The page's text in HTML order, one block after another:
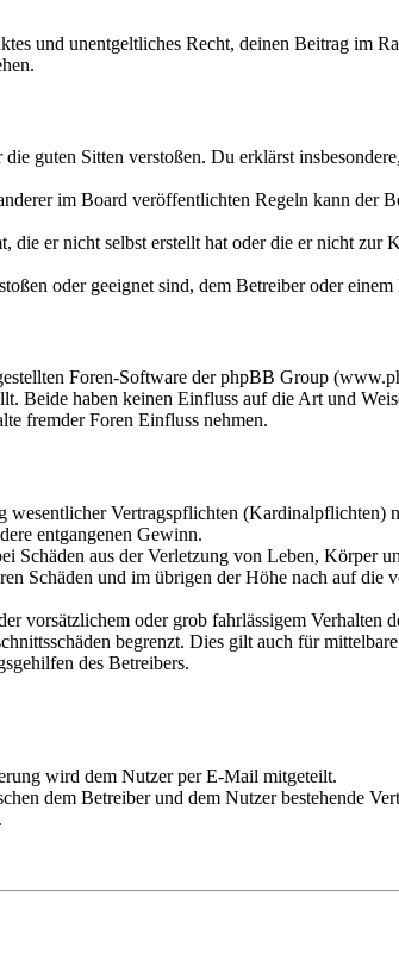
und unentgeltliches Recht, deinen Beitrag im
guten Sitten verstoßen. Du erklärst
im Board veröffentlichten Regeln kann der
er nicht selbst erstellt hat oder die er nicht zur
oder geeignet sind, dem Betreiber oder
Foren-Software der phpBB Group
Beide haben keinen Einfluss auf die Art und
fremder Foren Einfluss nehmen.
Vertragspflichten (Kardinalpflichten)
entgangenen Gewinn.
Schäden aus der Verletzung von Leben, Körper
Schäden und im übrigen der Höhe nach auf die
oder grob fahrlässigem Verhalten
begrenzt. Dies gilt auch für
des Betreibers.
wird dem Nutzer per E-Mail mitgeteilt.
dem Betreiber und dem Nutzer bestehende